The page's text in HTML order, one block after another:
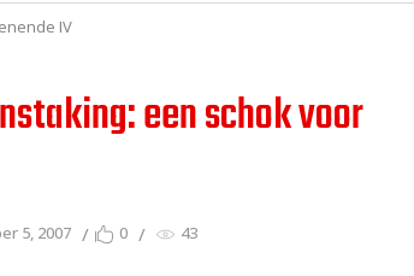
IV
een schok voor
5, 2007 0 43